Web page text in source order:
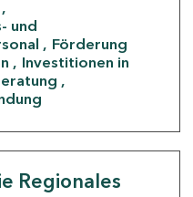
und
Förderung
Investitionen in
Regionales